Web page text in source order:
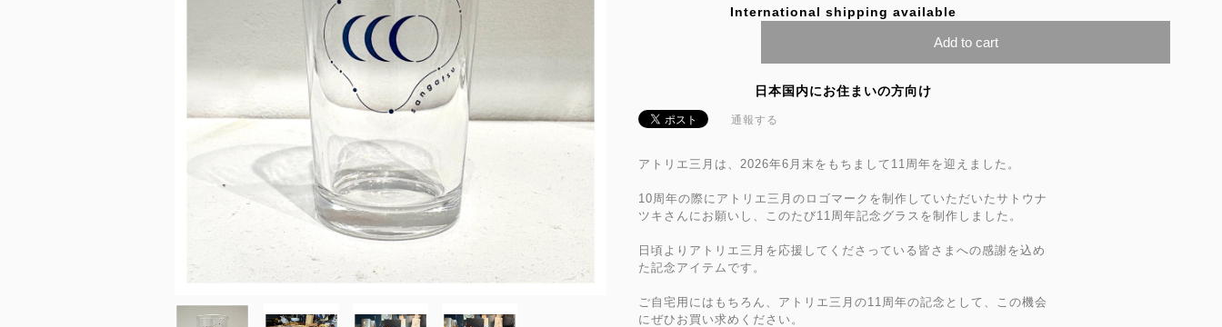
International shipping available
Add to cart
日本国内にお住まいの方向け
通報する
アトリエ三月は、2026年6月末をもちまして11周年を迎えました。
10周年の際にアトリエ三月のロゴマークを制作していただいたサトウナ
ツキさんにお願いし、このたび11周年記念グラスを制作しました。
日頃よりアトリエ三月を応援してくださっている皆さまへの感謝を込め
た記念アイテムです。
ご自宅用にはもちろん、アトリエ三月の11周年の記念として、この機会
にぜひお買い求めください。